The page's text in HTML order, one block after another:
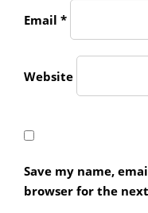
Email *
Website
Save my name,
browser for the